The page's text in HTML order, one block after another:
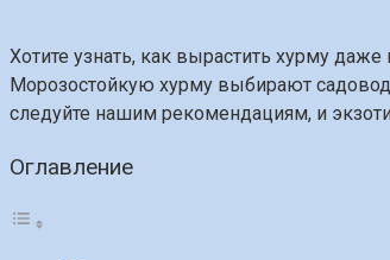
Хотите узнать, как вырастить хурму
Морозостойкую хурму выбирают
следуйте нашим рекомендациям, и
Оглавление